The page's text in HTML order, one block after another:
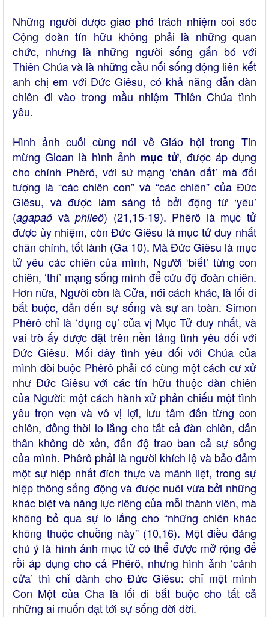
Những người được giao phó trách nhiệm coi sóc
Cộng đoàn tín hữu không phải là những quan
chức, nhưng là những người sống gắn bó với
Thiên Chúa và là những cầu nối sống động liên kết
anh chị em với Đức Giêsu, có khả năng dẫn đàn
chiên đi vào trong mầu nhiệm Thiên Chúa tình
yêu.
Hình ảnh cuối cùng nói về Giáo hội trong Tin
mừng Gioan là hình ảnh mục tử, được áp dụng
cho chính Phêrô, với sứ mạng ‘chăn dắt’ mà đối
tượng là “các chiên con” và “các chiên” của Đức
Giêsu, và được làm sáng tỏ bởi động từ ‘yêu’
(agapaô vàphileô) (21,15-19). Phêrô là mục tử
được ủy nhiệm, còn Đức Giêsu là mục tử duy nhất
chân chính, tốt lành (Ga 10). Mà Đức Giêsu là mục
tử yêu các chiên của mình, Người ‘biết’ từng con
chiên, ‘thí’ mạng sống mình để cứu độ đoàn chiên.
Hơn nữa, Người còn là Cửa, nói cách khác, là lối đi
bắt buộc, dẫn đến sự sống và sự an toàn. Simon
Phêrô chỉ là ‘dụng cụ’ của vị Mục Tử duy nhất, và
vai trò ấy được đặt trên nền tảng tình yêu đối với
Đức Giêsu. Mối dây tình yêu đối với Chúa của
mình đòi buộc Phêrô phải có cùng một cách cư xử
như Đức Giêsu với các tín hữu thuộc đàn chiên
của Người: một cách hành xử phản chiếu một tình
yêu trọn vẹn và vô vị lợi, lưu tâm đến từng con
chiên, đồng thời lo lắng cho tất cả đàn chiên, dấn
thân không dè xẻn, đến độ trao ban cả sự sống
của mình. Phêrô phải là người khích lệ và bảo đảm
một sự hiệp nhất đích thực và mãnh liệt, trong sự
hiệp thông sống động và được nuôi vừa bởi những
khác biệt và năng lực riêng của mỗi thành viên, mà
không bỏ qua sự lo lắng cho “những chiên khác
không thuộc chuồng này” (10,16). Một điều đáng
chú ý là hình ảnh mục tử có thể được mở rộng để
rồi áp dụng cho cả Phêrô, nhưng hình ảnh ‘cánh
cửa’ thì chỉ dành cho Đức Giêsu: chỉ một mình
Con Một của Cha là lối đi bắt buộc cho tất cả
những ai muốn đạt tới sự sống đời đời.